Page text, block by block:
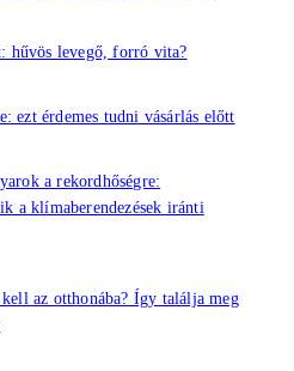
hűvös levegő, forró vita?
ezt érdemes tudni vásárlás előtt
a rekordhőségre:
a klímaberendezések iránti
az otthonába? Így találja meg